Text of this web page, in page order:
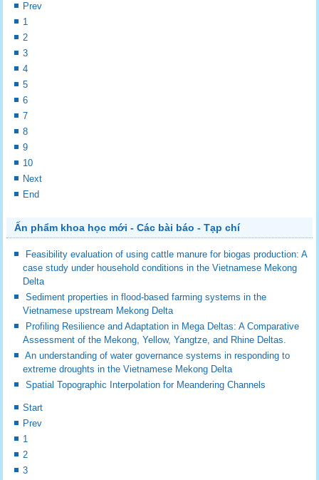
Prev
1
2
3
4
5
6
7
8
9
10
Next
End
Ấn phẩm khoa học mới - Các bài báo - Tạp chí
Feasibility evaluation of using cattle manure for biogas production: A
case study under household conditions in the Vietnamese Mekong
Delta
Sediment properties in flood-based farming systems in the
Vietnamese upstream Mekong Delta
Profiling Resilience and Adaptation in Mega Deltas: A Comparative
Assessment of the Mekong, Yellow, Yangtze, and Rhine Deltas.
An understanding of water governance systems in responding to
extreme droughts in the Vietnamese Mekong Delta
Spatial Topographic Interpolation for Meandering Channels
Start
Prev
1
2
3